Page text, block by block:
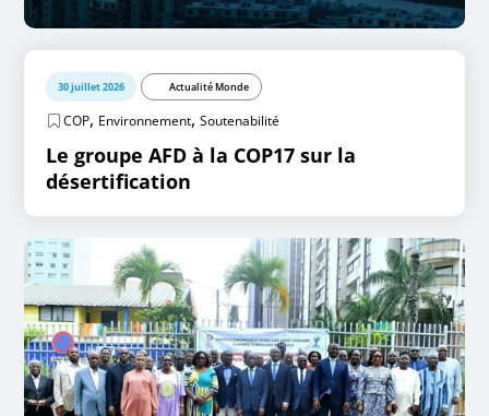
30 juillet 2026 Actualité Monde
COP, Environnement,Soutenabilité
Le groupe AFD à la COP17 sur la
désertification